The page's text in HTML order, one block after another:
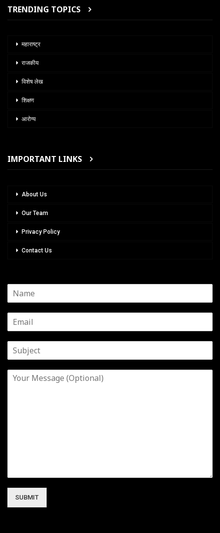
TRENDING TOPICS
महाराष्ट्र
राजकीय
विशेष लेख
शिक्षण
आरोग्य
IMPORTANT LINKS
About Us
Our Team
Privacy Policy
Contact Us
SUBMIT